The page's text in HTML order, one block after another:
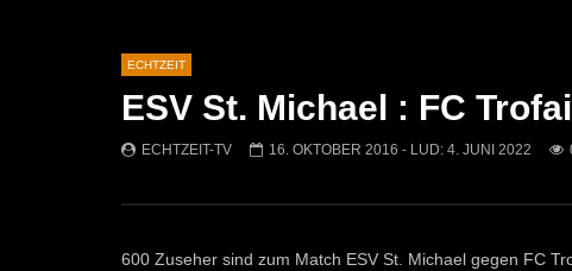
Später Ansehen
07:46 07:02
ECHTZEIT
ESV St. Michael : FC
ECHTZEIT-TV 16. OKTOBER 2016 - LUD: 4. JUNI 2022
600 Zuseher sind zum Match ESV St. Michael gegen FC